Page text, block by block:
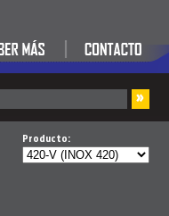
»
Producto: